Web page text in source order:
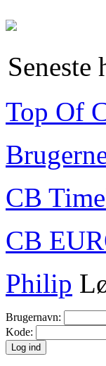
Seneste
Top Of
CB
CB
Philip
Brugernavn:
Kode: